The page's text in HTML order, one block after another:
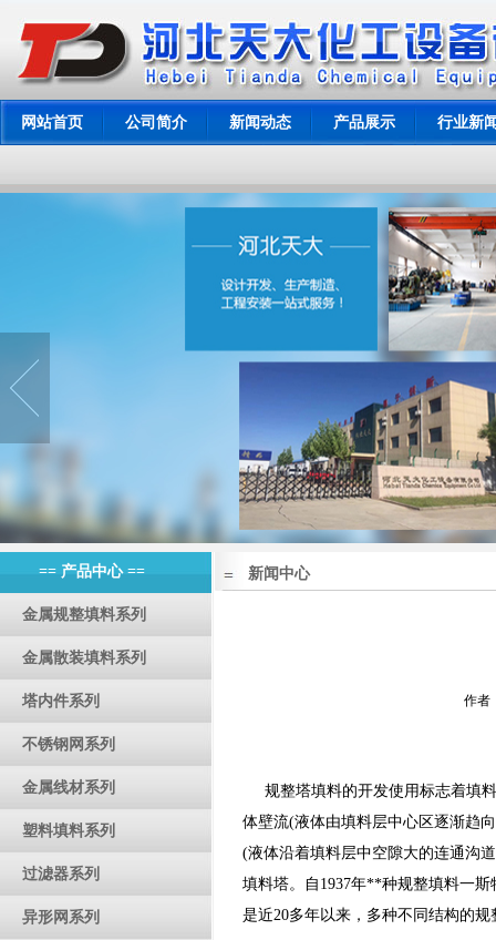
网站首页 公司简介 新闻动态 产品展示 行业新
== 产品中心 ==
金属规整填料系列
金属散装填料系列
塔内件系列
不锈钢网系列
金属线材系列
塑料填料系列
过滤器系列
异形网系列
新闻中心
作者
规整塔填料的开发使用标志着填料
体壁流(液体由填料层中心区逐渐趋
(液体沿着填料层中空隙大的连通沟
填料塔。自1937年**种规整填料一
是近20多年以来，多种不同结构的